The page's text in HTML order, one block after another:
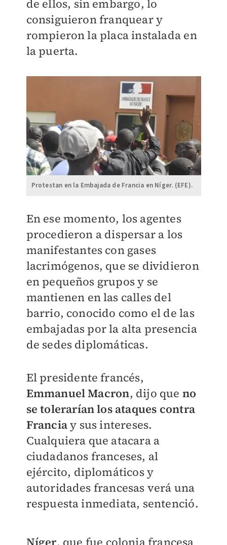
de ellos, sin embargo, lo
consiguieron franquear y
rompieron la placa instalada en
la puerta.
Protestan en la Embajada de Francia en Níger. (EFE).
En ese momento, los agentes
procedieron a dispersar a los
manifestantes con gases
lacrimógenos, que se dividieron
en pequeños grupos y se
mantienen en las calles del
barrio, conocido como el de las
embajadas por la alta presencia
de sedes diplomáticas.
El presidente francés,
Emmanuel Macron, dijo que no
se tolerarían los ataques contra
Franciay sus intereses.
Cualquiera que atacara a
ciudadanos franceses, al
ejército, diplomáticos y
autoridades francesas verá una
respuesta inmediata, sentenció.